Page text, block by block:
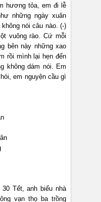
hương tỏa, em đi lễ
những ngày xuân
nói câu nào. (-)
vuông rào. Cứ mỗi
bên này những xao
rồi mình lại hẹn đến
không dám nói. Em
em nguyện cầu gì
Tết, anh biếu nhà
vạn thọ ba trồng